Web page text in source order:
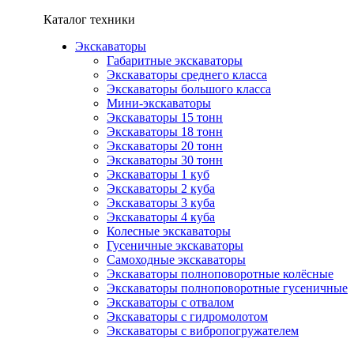
Каталог техники
Экскаваторы
Габаритные экскаваторы
Экскаваторы среднего класса
Экскаваторы большого класса
Мини-экскаваторы
Экскаваторы 15 тонн
Экскаваторы 18 тонн
Экскаваторы 20 тонн
Экскаваторы 30 тонн
Экскаваторы 1 куб
Экскаваторы 2 куба
Экскаваторы 3 куба
Экскаваторы 4 куба
Колесные экскаваторы
Гусеничные экскаваторы
Самоходные экскаваторы
Экскаваторы полноповоротные колёсные
Экскаваторы полноповоротные гусеничные
Экскаваторы с отвалом
Экскаваторы с гидромолотом
Экскаваторы с вибропогружателем